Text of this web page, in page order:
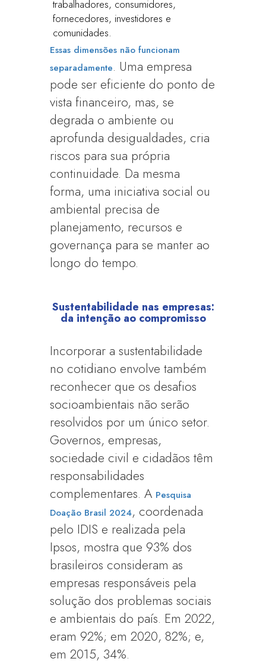
trabalhadores, consumidores,
fornecedores, investidores e
comunidades.
Essas dimensões não funcionam
separadamente. Uma empresa
pode ser eficiente do ponto de
vista financeiro, mas, se
degrada o ambiente ou
aprofunda desigualdades, cria
riscos para sua própria
continuidade. Da mesma
forma, uma iniciativa social ou
ambiental precisa de
planejamento, recursos e
governança para se manter ao
longo do tempo.
Sustentabilidade nas empresas:
da intenção ao compromisso
Incorporar a sustentabilidade
no cotidiano envolve também
reconhecer que os desafios
socioambientais não serão
resolvidos por um único setor.
Governos, empresas,
sociedade civil e cidadãos têm
responsabilidades
complementares. A Pesquisa
Doação Brasil 2024, coordenada
pelo IDIS e realizada pela
Ipsos, mostra que 93% dos
brasileiros consideram as
empresas responsáveis pela
solução dos problemas sociais
e ambientais do país. Em 2022,
eram 92%; em 2020, 82%; e,
em 2015, 34%.